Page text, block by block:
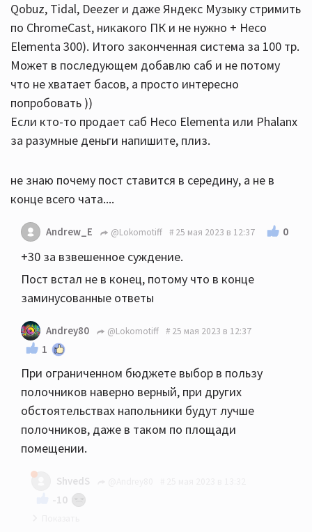
Qobuz, Tidal, Deezer и даже Яндекс Музыку стримить
по ChromeCast, никакого ПК и не нужно + Heco
Elementa 300). Итого законченная система за 100 тр.
Может в последующем добавлю саб и не потому
что не хватает басов, а просто интересно
попробовать ))
Если кто-то продает саб Heco Elementa или Phalanx
за разумные деньги напишите, плиз.
не знаю почему пост ставится в середину, а не в
конце всего чата....
Andrew_E @Lokomotiff 25 мая 2023 в 12:37 0
+30 за взвешенное суждение.
Пост встал не в конец, потому что в конце
заминусованные ответы
Andrey80 @Lokomotiff 25 мая 2023 в 12:37
1
При ограниченном бюджете выбор в пользу
полочников наверно верный, при других
обстоятельствах напольники будут лучше
полочников, даже в таком по площади
помещении.
ShvedS
-10